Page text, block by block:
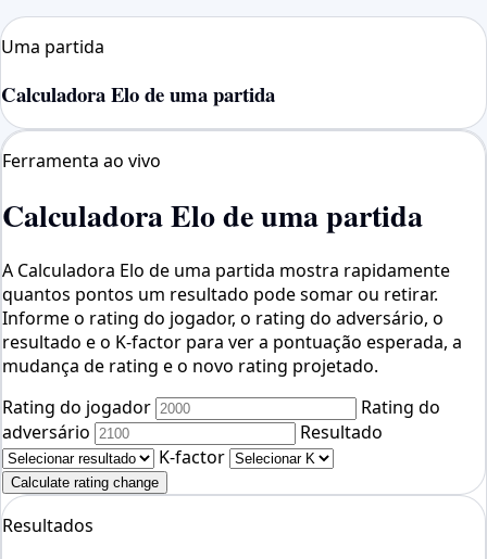
Uma partida
Calculadora Elo de uma partida
Ferramenta ao vivo
Calculadora Elo de uma partida
A Calculadora Elo de uma partida mostra rapidamente
quantos pontos um resultado pode somar ou retirar.
Informe o rating do jogador, o rating do adversário, o
resultado e o K-factor para ver a pontuação esperada, a
mudança de rating e o novo rating projetado.
Rating do jogador
Rating do
adversário
Resultado
K-factor
Calculate rating change
Resultados